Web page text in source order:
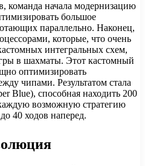
команда начала модернизацию
большое
параллельно. Наконец,
которые, что очень
интегральных схем,
в шахматы. Этот кастомный
оптимизировать
чипами. Результатом стала
Blue), способная находить 200
возможную стратегию
40 ходов наперед.